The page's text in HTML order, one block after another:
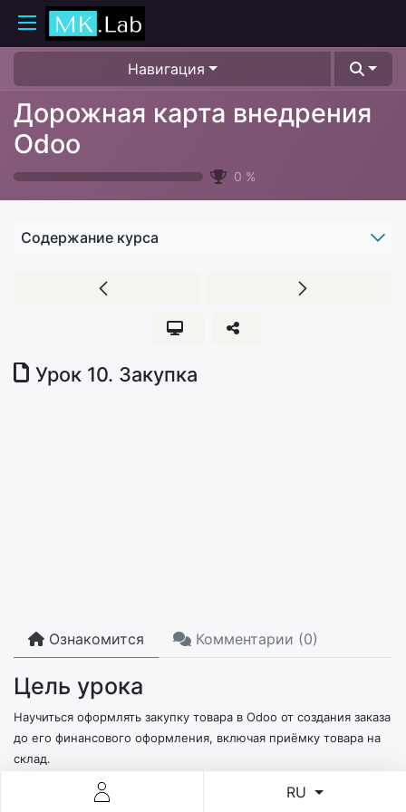
RU
Навигация
Дорожная карта внедрения
Odoo
0 %
Содержание курса
Урок 10. Закупка
Ознакомится Комментарии (0)
Цель урока
Научиться оформлять закупку товара в Odoo от создания заказа
до его финансового оформления, включая приёмку товара на
склад.
Чему вы научитесь: